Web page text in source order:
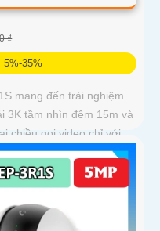
₫
5%-35%
mang đến trải nghiệm
3K tầm nhìn đêm 15m và
chiều gọi video chỉ với